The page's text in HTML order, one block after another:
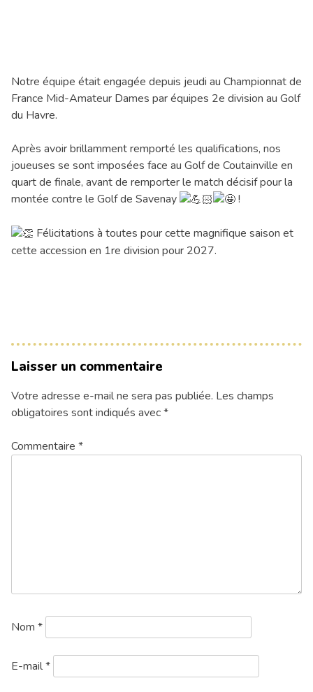
Notre équipe était engagée depuis jeudi au Championnat de
France Mid-Amateur Dames par équipes 2e division au Golf
du Havre.
Après avoir brillamment remporté les qualifications, nos
joueuses se sont imposées face au Golf de Coutainville en
quart de finale, avant de remporter le match décisif pour la
montée contre le Golf de Savenay
!
Félicitations à toutes pour cette magnifique saison et
cette accession en 1re division pour 2027.
Laisser un commentaire
Votre adresse e-mail ne sera pas publiée. Les champs
obligatoires sont indiqués avec*
Commentaire *
Nom *
E-mail*